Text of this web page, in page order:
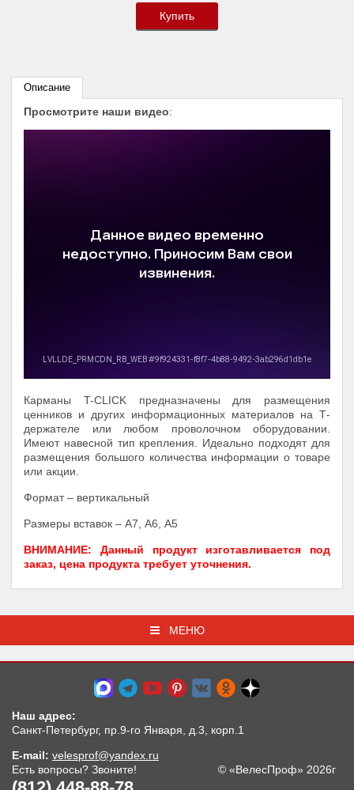
Купить
Описание
Просмотрите наши видео:
Карманы T-CLICK предназначены для размещения
ценников и других информационных материалов на Т-
держателе или любом проволочном оборудовании.
Имеют навесной тип крепления. Идеально подходят для
размещения большого количества информации о товаре
или акции.
Формат – вертикальный
Размеры вставок – А7, А6, А5
ВНИМАНИЕ: Данный продукт изготавливается под
заказ, цена продукта требует уточнения.
МЕНЮ
Наш адрес:
Санкт-Петербург, пр.9-го Января, д.3, корп.1
E-mail: velesprof@yandex.ru
Есть вопросы? Звоните!
© «ВелесПроф» 2026г